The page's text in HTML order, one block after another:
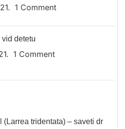
1 Comment
detetu
1 Comment
(Larrea tridentata) – saveti dr